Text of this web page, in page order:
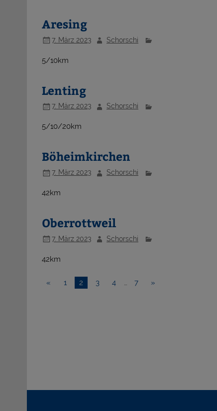
Aresing
7. März 2023 Schorschi
5/10km
Lenting
7. März 2023 Schorschi
5/10/20km
Böheimkirchen
7. März 2023 Schorschi
42km
Oberrottweil
7. März 2023 Schorschi
42km
« 1 2 3 4 … 7 »